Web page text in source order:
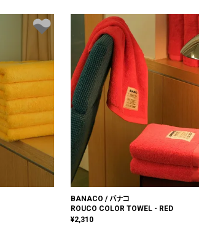
BANACO / バナコ
ROUCO COLOR TOWEL - RED
¥2,310